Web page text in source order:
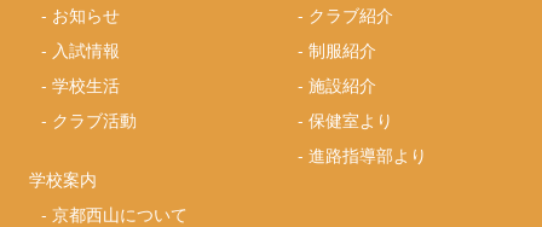
- お知らせ
- 入試情報
-学校生活
- クラブ活動
学校案内
-京都西山について
- クラブ紹介
-制服紹介
-施設紹介
-保健室より
-進路指導部より